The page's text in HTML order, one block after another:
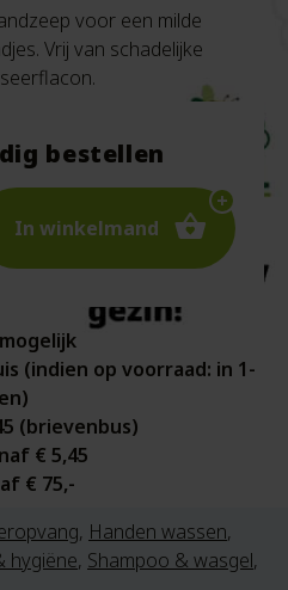
voor een milde
Vrij van schadelijke
bestellen
In winkelmand
(indien op voorraad: in 1-
(brievenbus)
€ 5,45
€ 75,-
, Handen wassen,
hygiëne, Shampoo & wasgel,